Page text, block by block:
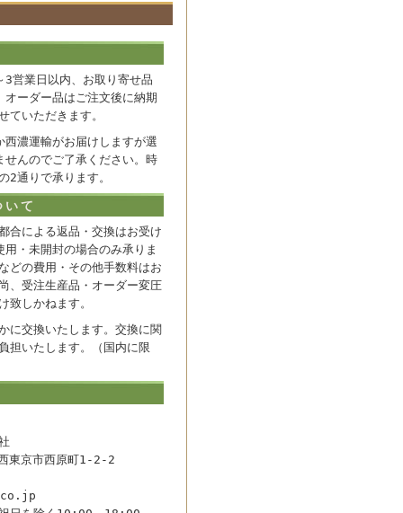
3営業日以内、お取り寄せ品
ーダー品はご注文後に納期
ていただきます。
西濃運輸がお届けしますが選
せんのでご了承ください。時
2通りで承ります。
いて
合による返品・交換はお受け
・未開封の場合のみ承りま
どの費用・その他手数料はお
、受注生産品・オーダー変圧
致しかねます。
に交換いたします。交換に関
担いたします。（国内に限
東京市西原町1-2-2